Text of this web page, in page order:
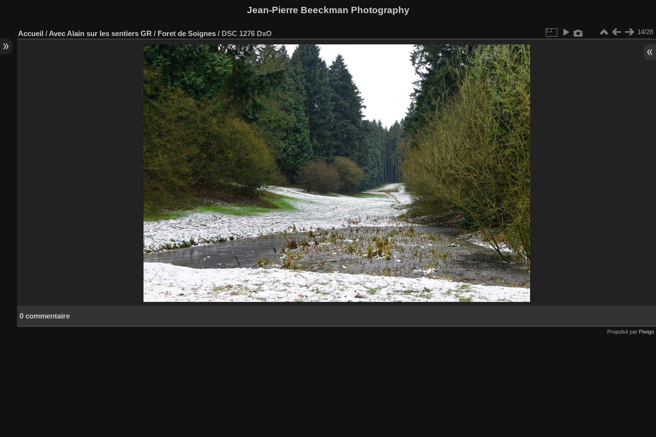
Jean-Pierre Beeckman Photography
Accueil / Avec Alain sur les sentiers GR / Foret de Soignes / DSC 1276 DxO 14/28
0 commentaire
Propulsé par Piwigo